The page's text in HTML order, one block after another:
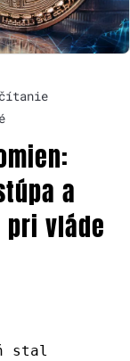
čítanie
a
pri vláde
stal